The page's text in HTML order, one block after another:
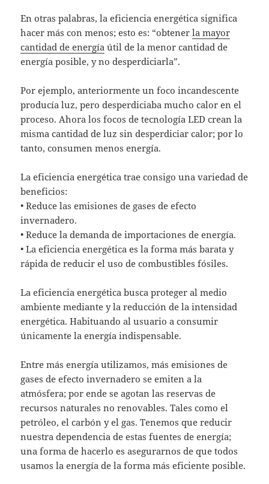
En otras palabras, la eficiencia energética significa
hacer más con menos; esto es: “obtenerla mayor
cantidad de energía útil de la menor cantidad de
energía posible, y no desperdiciarla”.
Por ejemplo, anteriormente un foco incandescente
producía luz, pero desperdiciaba mucho calor en el
proceso. Ahora los focos de tecnología LED crean la
misma cantidad de luz sin desperdiciar calor; por lo
tanto, consumen menos energía.
La eficiencia energética trae consigo una variedad de
beneficios:
• Reduce las emisiones de gases de efecto
invernadero.
• Reduce la demanda de importaciones de energía.
• La eficiencia energética es la forma más barata y
rápida de reducir el uso de combustibles fósiles.
La eficiencia energética busca proteger al medio
ambiente mediante y la reducción de la intensidad
energética. Habituando al usuario a consumir
únicamente la energía indispensable.
Entre más energía utilizamos, más emisiones de
gases de efecto invernadero se emiten a la
atmósfera; por ende se agotan las reservas de
recursos naturales no renovables. Tales como el
petróleo, el carbón y el gas. Tenemos que reducir
nuestra dependencia de estas fuentes de energía;
una forma de hacerlo es asegurarnos de que todos
usamos la energía de la forma más eficiente posible.